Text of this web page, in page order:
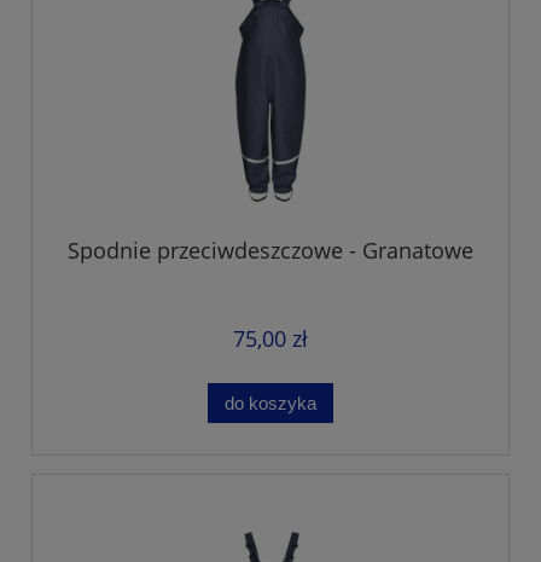
Spodnie przeciwdeszczowe - Granatowe
75,00 zł
do koszyka